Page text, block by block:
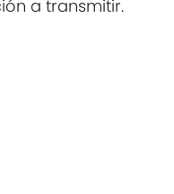
a transmitir.